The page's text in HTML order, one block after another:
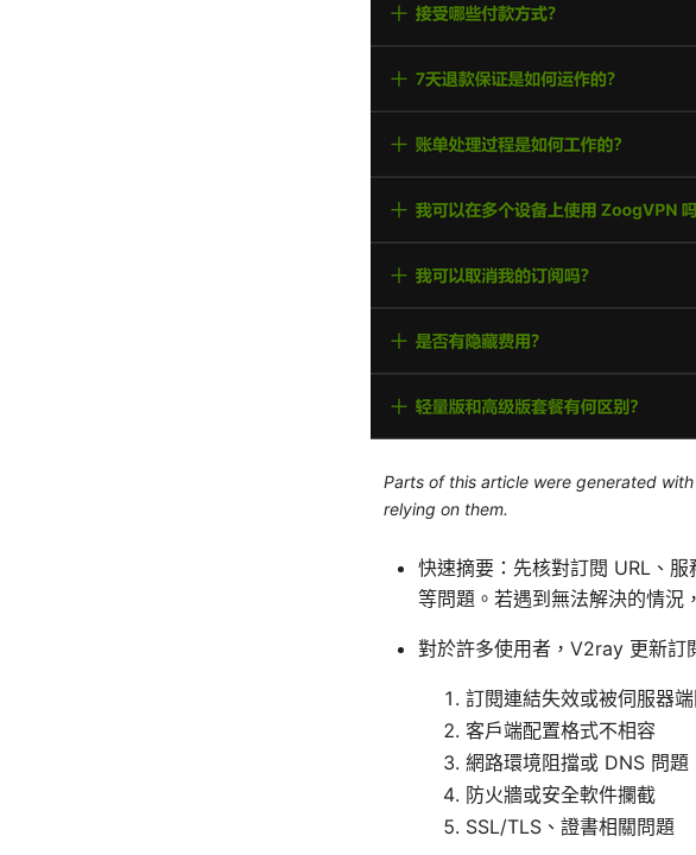
Parts of this article were generated
relying on them.
快速摘要：先核對訂閱 URL、
等問題。若遇到無法解決的情況
對於許多使用者，V2ray 更新訂
訂閱連結失效或被伺服器
客戶端配置格式不相容
網路環境阻擋或 DNS 問題
防火牆或安全軟件攔截
SSL/TLS、證書相關問題